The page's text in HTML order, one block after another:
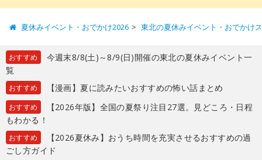
夏休みイベント・おでかけ2026 東北の夏休みイベント・おでかけ
おすすめ
今週末8/8(土)～8/9(日)開催の東北の夏休みイベント一
覧
おすすめ 【漫画】夏に読みたいおすすめの怖い話まとめ
おすすめ
【2026年版】全国の夏祭り注目27選。見どころ・日程
もわかる！
おすすめ
【2026夏休み】おうち時間を充実させるおすすめの過
ごし方ガイド